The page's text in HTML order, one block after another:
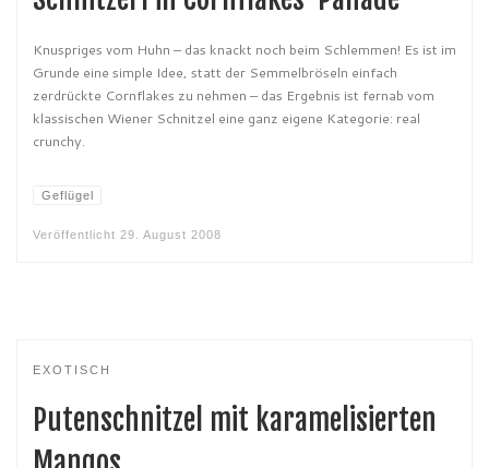
Knuspriges vom Huhn – das knackt noch beim Schlemmen! Es ist im
Grunde eine simple Idee, statt der Semmelbröseln einfach
zerdrückte Cornflakes zu nehmen – das Ergebnis ist fernab vom
klassischen Wiener Schnitzel eine ganz eigene Kategorie: real
crunchy.
Geflügel
Veröffentlicht 29. August 2008
EXOTISCH
Putenschnitzel mit karamelisierten